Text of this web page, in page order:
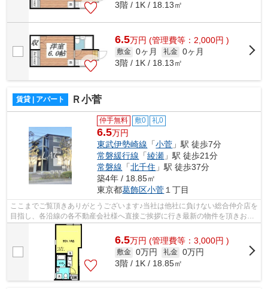
3階 / 1K / 18.13㎡
6.5万円 (管理費等：2,000円 )
敷金 0ヶ月 礼金 0ヶ月
3階 / 1K / 18.13㎡
賃貸 | アパート Ｒ小菅
仲手無料 敷0 礼0
6.5万円
東武伊勢崎線 「小菅 」駅 徒歩7分
常磐緩行線 「綾瀬 」駅 徒歩21分
常磐線 「北千住 」駅 徒歩37分
築4年 / 18.85㎡
東京都葛飾区小菅 １丁目
ここまでご覧頂きありがとうございます♪当社は他社に負けない総合仲介店を
目指し、各沿線の各不動産会社様へ直接ご挨拶に行き最新の物件を頂きお客
様へ提供しております！最新の情報は...
6.5万円 (管理費等：3,000円 )
敷金 0万円 礼金 0万円
3階 / 1K / 18.85㎡